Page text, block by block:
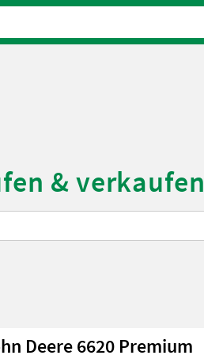
& verkaufen
Deere 6620 Premium